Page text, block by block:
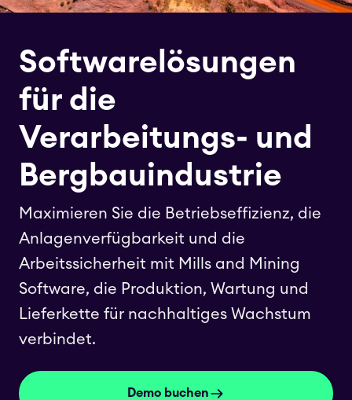
Softwarelösungen
für die
Verarbeitungs- und
Bergbauindustrie
Maximieren Sie die Betriebseffizienz, die
Anlagenverfügbarkeit und die
Arbeitssicherheit mit Mills and Mining
Software, die Produktion, Wartung und
Lieferkette für nachhaltiges Wachstum
verbindet.
Demo buchen